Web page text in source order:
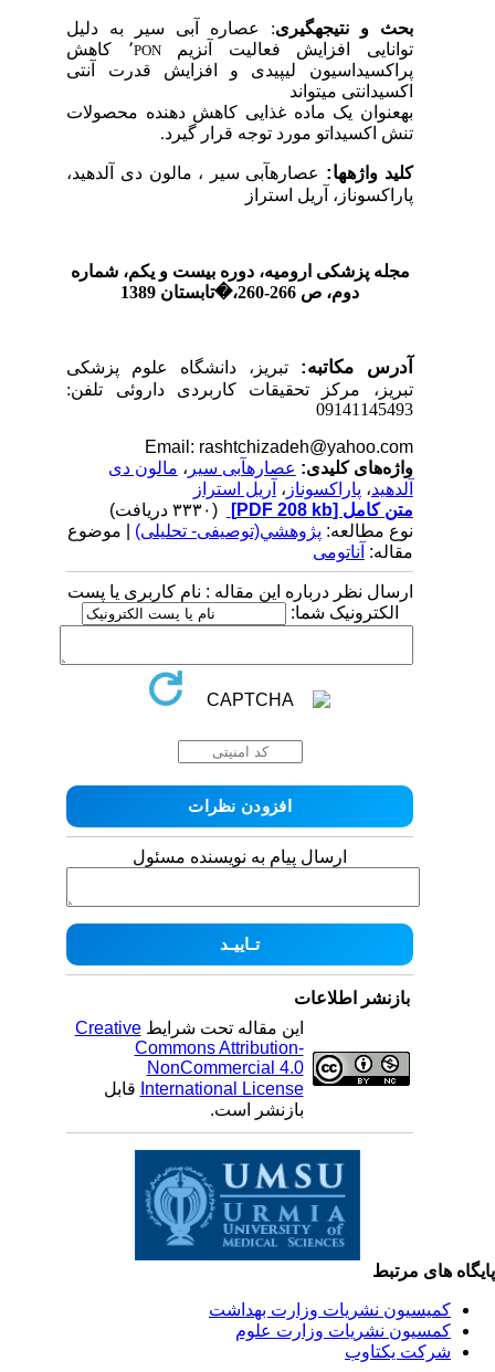
بحث و نتیجه­گیری: عصاره آبی سیر به دلیل
توانایی افزایش فعالیت آنزیم
PON٬
کاهش
پراکسیداسیون لیپیدی و افزایش قدرت آنتی
اکسیدانتی می­تواند
به­عنوان یک ماده غذایی کاهش دهنده محصولات
تنش اکسیداتو مورد توجه قرار گیرد.
کلید واژه­ها:عصاره­آبی سیر ، مالون دی آلدهید،
پاراکسوناز، آریل استراز
مجله پزشکی ارومیه، دوره بیست و یکم، شماره‌
دوم، ص 266-260
،�تابستان 1389
آدرس مکاتبه:تبریز، دانشگاه علوم پزشکی
تبریز، مرکز تحقیقات کاربردی داروئی تلفن:
09141145493
Email: rashtchizadeh@yahoo.com
واژه‌های کلیدی:عصاره­آبی سیر، مالون دی
آلدهید،پاراکسوناز، آریل استراز
متن کامل[PDF 208 kb]
نوع مطالعه:پژوهشي(توصیفی- تحلیلی) | موضوع
مقاله:آناتومی
ارسال نظر درباره این مقاله : نام کاربری یا پست
الکترونیک شما:
ارسال پیام به نویسنده مسئول
بازنشر اطلاعات
این مقاله تحت شرایطCreative
Commons Attribution-
NonCommercial 4.0
International Licenseقابل
بازنشر است.
های مرتبط
کمیسیون نشریات وزارت بهداشت
کمسیون نشریات وزارت علوم
شرکت یکتاوب